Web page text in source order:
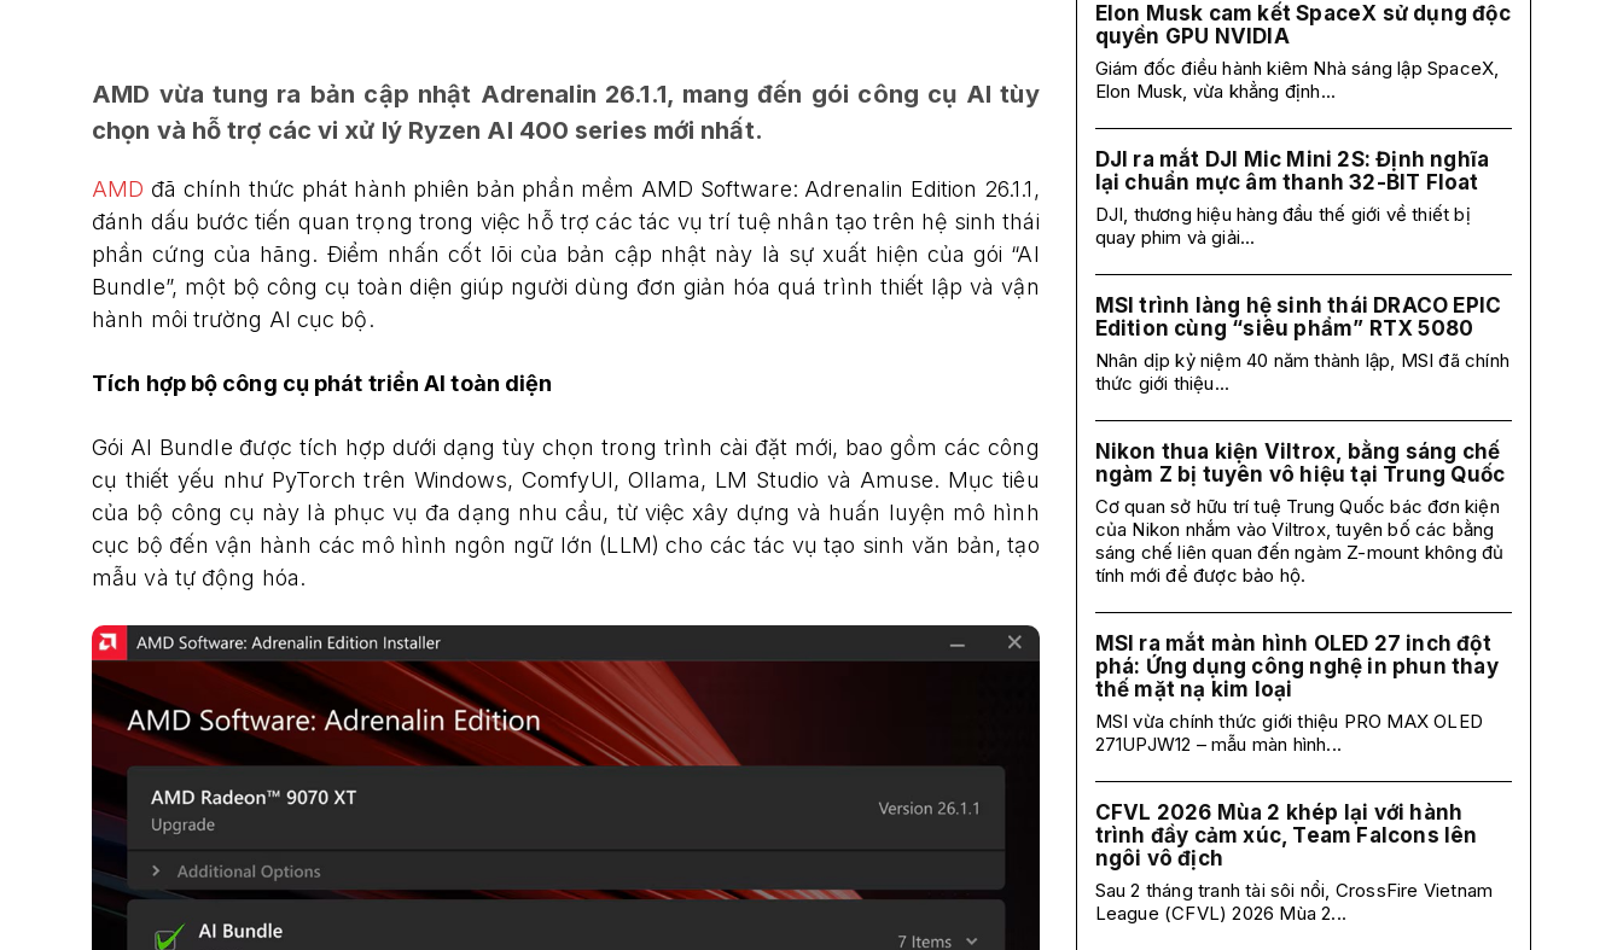
AMD vừa tung ra bản cập nhật Adrenalin 26.1.1, mang đến gói công cụ AI tùy
chọn và hỗ trợ các vi xử lý Ryzen AI 400 series mới nhất.
AMD đã chính thức phát hành phiên bản phần mềm AMD Software: Adrenalin Edition 26.1.1,
đánh dấu bước tiến quan trọng trong việc hỗ trợ các tác vụ trí tuệ nhân tạo trên hệ sinh thái
phần cứng của hãng. Điểm nhấn cốt lõi của bản cập nhật này là sự xuất hiện của gói “AI
Bundle”, một bộ công cụ toàn diện giúp người dùng đơn giản hóa quá trình thiết lập và vận
hành môi trường AI cục bộ.
Tích hợp bộ công cụ phát triển AI toàn diện
Gói AI Bundle được tích hợp dưới dạng tùy chọn trong trình cài đặt mới, bao gồm các công
cụ thiết yếu như PyTorch trên Windows, ComfyUI, Ollama, LM Studio và Amuse. Mục tiêu
của bộ công cụ này là phục vụ đa dạng nhu cầu, từ việc xây dựng và huấn luyện mô hình
cục bộ đến vận hành các mô hình ngôn ngữ lớn (LLM) cho các tác vụ tạo sinh văn bản, tạo
mẫu và tự động hóa.
Elon Musk cam kết SpaceX sử dụng độc
quyền GPU NVIDIA
Giám đốc điều hành kiêm Nhà sáng lập SpaceX,
Elon Musk, vừa khẳng định...
DJI ra mắt DJI Mic Mini 2S: Định nghĩa
lại chuẩn mực âm thanh 32-BIT Float
DJI, thương hiệu hàng đầu thế giới về thiết bị
quay phim và giải...
MSI trình làng hệ sinh thái DRACO EPIC
Edition cùng “siêu phẩm” RTX 5080
Nhân dịp kỷ niệm 40 năm thành lập, MSI đã chính
thức giới thiệu...
Nikon thua kiện Viltrox, bằng sáng chế
ngàm Z bị tuyên vô hiệu tại Trung Quốc
Cơ quan sở hữu trí tuệ Trung Quốc bác đơn kiện
của Nikon nhắm vào Viltrox, tuyên bố các bằng
sáng chế liên quan đến ngàm Z-mount không đủ
tính mới để được bảo hộ.
MSI ra mắt màn hình OLED 27 inch đột
phá: Ứng dụng công nghệ in phun thay
thế mặt nạ kim loại
MSI vừa chính thức giới thiệu PRO MAX OLED
271UPJW12 – mẫu màn hình...
CFVL 2026 Mùa 2 khép lại với hành
trình đầy cảm xúc, Team Falcons lên
ngôi vô địch
Sau 2 tháng tranh tài sôi nổi, CrossFire Vietnam
League (CFVL) 2026 Mùa 2...